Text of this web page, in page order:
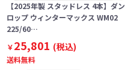
【2025年製 スタッドレス 4本】ダン
ロップ ウィンターマックス WM02
225/60…
￥25,801 (税込)
送料無料